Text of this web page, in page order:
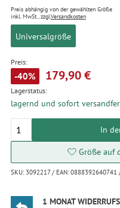
Preis abhängig von der gewählten Größe
inkl. MwSt., zzgl.Versandkosten
Universalgröße
Preis:
-40% 179,90 €
Lagerstatus:
lagernd und sofort
In
Größe auf
SKU: 3092217 / EAN:
1 MONAT